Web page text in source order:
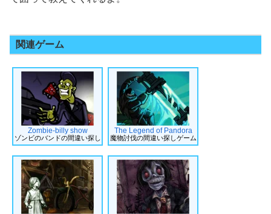
関連ゲーム
Zombie-billy show
ゾンビのバンドの間違い探し
The Legend of Pandora
魔物討伐の間違い探しゲーム